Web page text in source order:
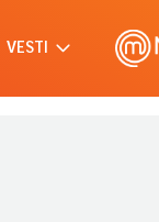
VESTI